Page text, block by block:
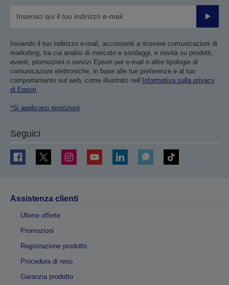
Invia
Inviando il tuo indirizzo e-mail, acconsenti a ricevere comunicazioni di
marketing, tra cui analisi di mercato e sondaggi, e novità su prodotti,
eventi, promozioni o servizi Epson per e-mail o altre tipologie di
comunicazioni elettroniche, in base alle tue preferenze e al tuo
comportamento sul web, come illustrato nell’ Informativa sulla privacy
di Epson
*Si applicano restrizioni
Seguici
Assistenza clienti
Ultime offerte
Promozioni
Registrazione prodotto
Procedura di reso
Garanzia prodotto